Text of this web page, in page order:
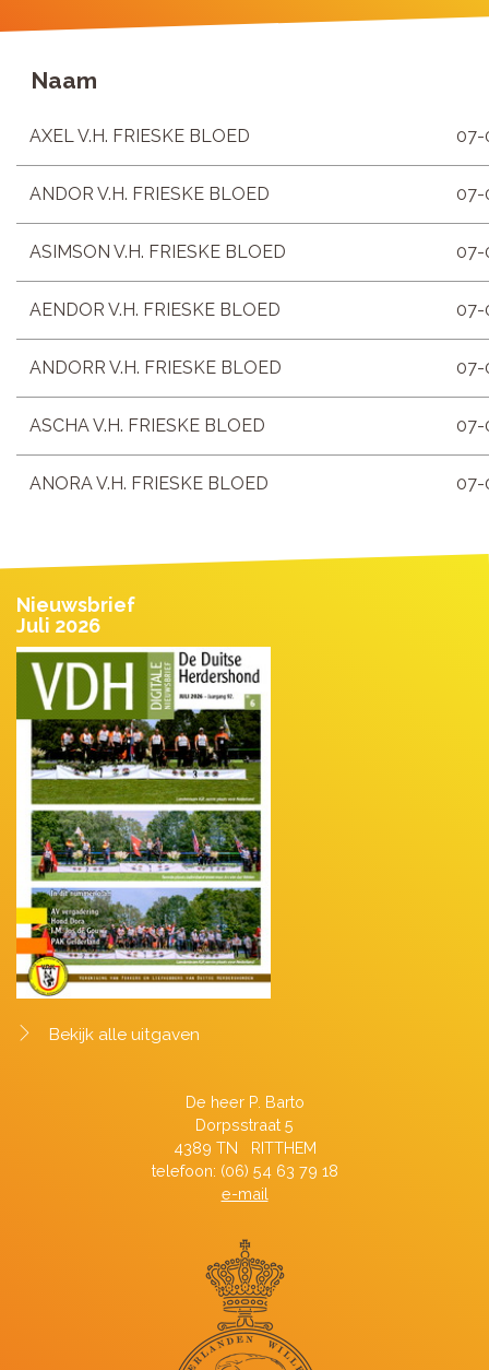
Naam
AXEL V.H. FRIESKE BLOED 07-
ANDOR V.H. FRIESKE BLOED 07-
ASIMSON V.H. FRIESKE BLOED 07-
AENDOR V.H. FRIESKE BLOED 07-
ANDORR V.H. FRIESKE BLOED 07-
ASCHA V.H. FRIESKE BLOED 07-
ANORA V.H. FRIESKE BLOED 07-
Nieuwsbrief
Juli 2026
Bekijk alle uitgaven
De heer P. Barto
Dorpsstraat 5
4389 TN RITTHEM
telefoon: (06) 54 63 79 18
e-mail